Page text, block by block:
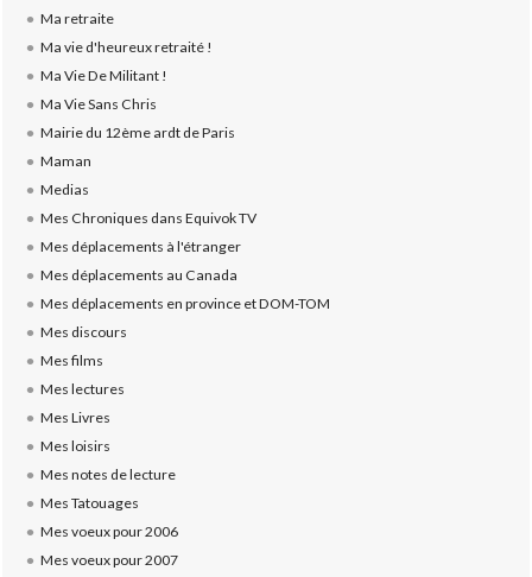
Ma retraite
Ma vie d'heureux retraité !
Ma Vie De Militant !
Ma Vie Sans Chris
Mairie du 12ème ardt de Paris
Maman
Medias
Mes Chroniques dans Equivok TV
Mes déplacements à l'étranger
Mes déplacements au Canada
Mes déplacements en province et DOM-TOM
Mes discours
Mes films
Mes lectures
Mes Livres
Mes loisirs
Mes notes de lecture
Mes Tatouages
Mes voeux pour 2006
Mes voeux pour 2007